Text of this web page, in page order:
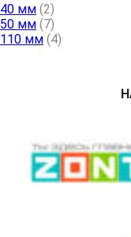
40 мм (2)
50 мм (7)
110 мм (4)